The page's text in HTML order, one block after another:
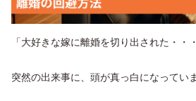
「大好きな嫁に離婚を切り出された・・・
突然の出来事に、頭が真っ白になってい